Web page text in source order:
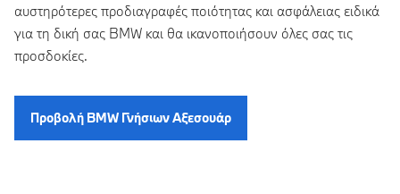
αυστηρότερες προδιαγραφές ποιότητας και ασφάλειας ειδικά
για τη δική σας BMW και θα ικανοποιήσουν όλες σας τις
προσδοκίες.
Προβολή BMW Γνήσιων Αξεσουάρ